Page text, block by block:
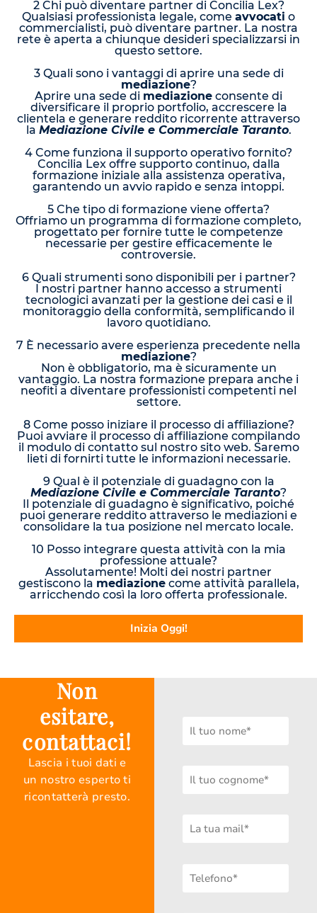
2 Chi può diventare partner di Concilia Lex?
Qualsiasi professionista legale, come avvocati o
commercialisti, può diventare partner. La nostra
rete è aperta a chiunque desideri specializzarsi in
questo settore.
3 Quali sono i vantaggi di aprire una sede di
mediazione?
Aprire una sede di mediazione consente di
diversificare il proprio portfolio, accrescere la
clientela e generare reddito ricorrente attraverso
la Mediazione Civile e Commerciale Taranto.
4 Come funziona il supporto operativo fornito?
Concilia Lex offre supporto continuo, dalla
formazione iniziale alla assistenza operativa,
garantendo un avvio rapido e senza intoppi.
5 Che tipo di formazione viene offerta?
Offriamo un programma di formazione completo,
progettato per fornire tutte le competenze
necessarie per gestire efficacemente le
controversie.
6 Quali strumenti sono disponibili per i partner?
I nostri partner hanno accesso a strumenti
tecnologici avanzati per la gestione dei casi e il
monitoraggio della conformità, semplificando il
lavoro quotidiano.
7 È necessario avere esperienza precedente nella
mediazione?
Non è obbligatorio, ma è sicuramente un
vantaggio. La nostra formazione prepara anche i
neofiti a diventare professionisti competenti nel
settore.
8 Come posso iniziare il processo di affiliazione?
Puoi avviare il processo di affiliazione compilando
il modulo di contatto sul nostro sito web. Saremo
lieti di fornirti tutte le informazioni necessarie.
9 Qual è il potenziale di guadagno con la
Mediazione Civile e Commerciale Taranto?
Il potenziale di guadagno è significativo, poiché
puoi generare reddito attraverso le mediazioni e
consolidare la tua posizione nel mercato locale.
10 Posso integrare questa attività con la mia
professione attuale?
Assolutamente! Molti dei nostri partner
gestiscono la mediazionecome attività parallela,
arricchendo così la loro offerta professionale.
Inizia Oggi!
Non
esitare,
contattaci!
Lascia i tuoi dati e
un nostro esperto ti
ricontatterà presto.